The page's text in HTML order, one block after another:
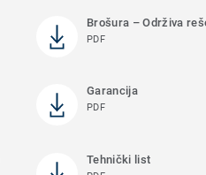
Brošura – Održiva
PDF
Garancija
PDF
Tehnički list